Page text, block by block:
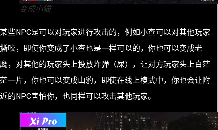
变成小猫
某些NPC是可以对玩家进行攻击的，例如小查可以对其他玩家
撕咬，即使你变成了小查也是一样可以的，你也可以变成老
鹰，对其他的玩家头上投放炸弹（屎），让对方玩家头上白茫
茫一片，你也可以变成山豹，即使在线上模式中，你也会让附
近的NPC害怕你，也同样可以攻击其他玩家。